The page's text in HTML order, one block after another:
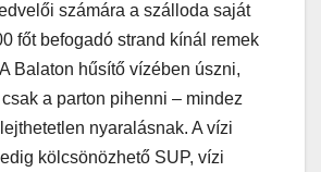
számára a szálloda saját
főt befogadó strand kínál remek
Balaton hűsítő vízében úszni,
a parton pihenni – mindez
nyaralásnak. A vízi
kölcsönözhető SUP, vízi